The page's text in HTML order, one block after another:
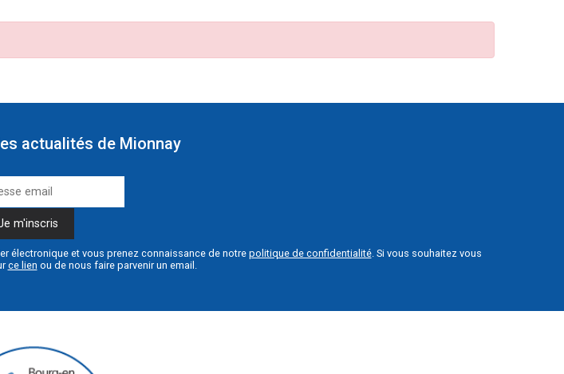
actualités de Mionnay
électronique et vous prenez connaissance de notre politique de confidentialité. Si vous souhaitez vous
ce lien ou de nous faire parvenir un email.